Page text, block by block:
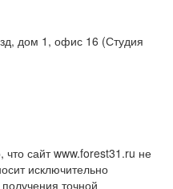
дом 1, офис 16 (Студия
сайт www.forest31.ru не
исключительно
точной